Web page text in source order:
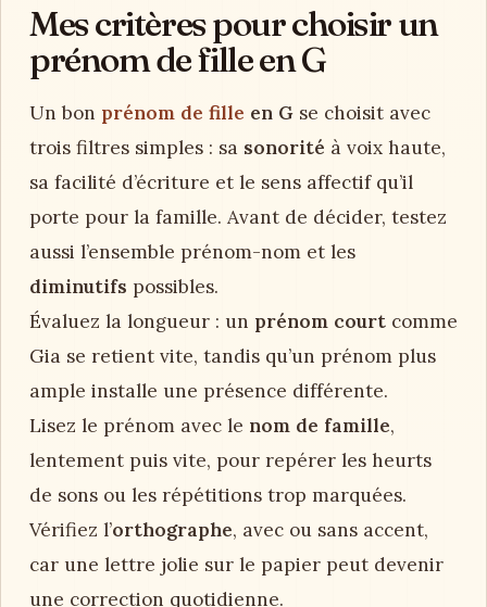
Mes critères pour choisir un
prénom de fille en G
Un bon prénom de fille en G se choisit avec
trois filtres simples : sa sonorité à voix haute,
sa facilité d’écriture et le sens affectif qu’il
porte pour la famille. Avant de décider, testez
aussi l’ensemble prénom-nom et les
diminutifs possibles.
Évaluez la longueur : un prénom court comme
Gia se retient vite, tandis qu’un prénom plus
ample installe une présence différente.
Lisez le prénom avec le nom de famille,
lentement puis vite, pour repérer les heurts
de sons ou les répétitions trop marquées.
Vérifiez l’orthographe, avec ou sans accent,
car une lettre jolie sur le papier peut devenir
une correction quotidienne.